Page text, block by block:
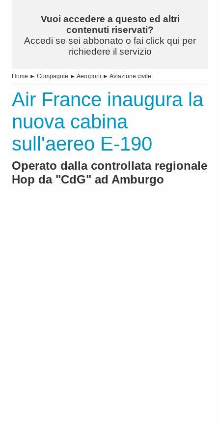
Vuoi accedere a questo ed altri
contenuti riservati?
Accedi se sei abbonato o fai click qui per
richiedere il servizio
Home ► Compagnie ► Aeroporti ► Aviazione civile
Air France inaugura la
nuova cabina
sull'aereo E-190
Operato dalla controllata regionale
Hop da "CdG" ad Amburgo